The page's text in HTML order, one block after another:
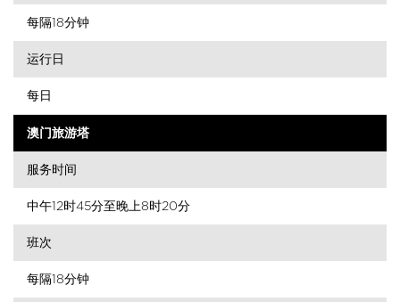
每隔18分钟
运行日
每日
澳门旅游塔
服务时间
中午12时45分至晚上8时20分
班次
每隔18分钟